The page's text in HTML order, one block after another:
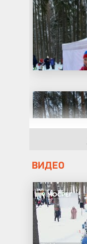
ВИДЕО